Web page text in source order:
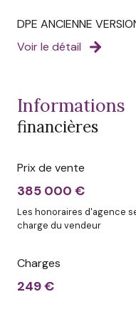
espaces de vie. Son
volumes peu
exposé sont
www.georisques.gouv.fr
DPE ANCIENNE
Voir le détail
informations
financières
Prix de vente
385 000 €
Les honoraires d'agence
charge du vendeur
Charges
249 €